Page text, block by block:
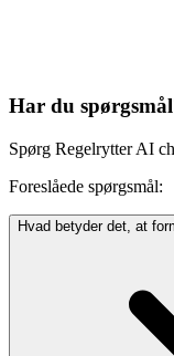
Har du
Spørg Regelrytter AI
Foreslåede spørgsmål:
Hvad betyder det, at